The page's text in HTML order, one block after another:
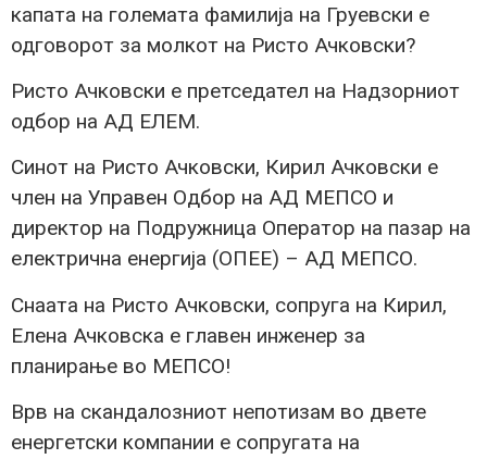
капата на големата фамилија на Груевски е
одговорот за молкот на Ристо Ачковски?
Ристо Ачковски е претседател на Надзорниот
одбор на АД ЕЛЕМ.
Синот на Ристо Ачковски, Кирил Ачковски е
член на Управен Одбор на АД МЕПСО и
директор на Подружница Оператор на пазар на
електрична енергија (ОПЕЕ) – АД МЕПСО.
Снаата на Ристо Ачковски, сопруга на Кирил,
Елена Ачковска е главен инженер за
планирање во МЕПСО!
Врв на скандалозниот непотизам во двете
енергетски компании е сопругата на